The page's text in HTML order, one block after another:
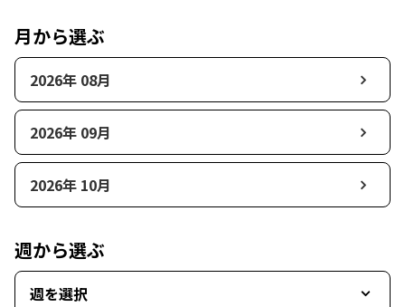
月から選ぶ
2026年 08月
2026年 09月
2026年 10月
週から選ぶ
週を選択